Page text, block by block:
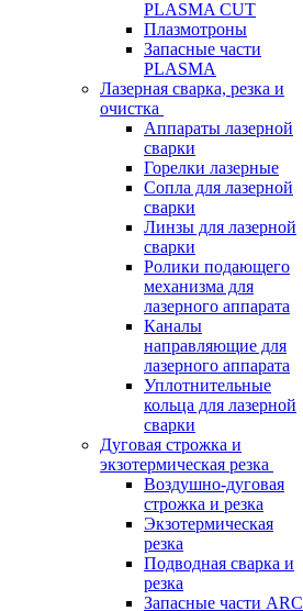
PLASMA CUT
Плазмотроны
Запасные части
PLASMA
Лазерная сварка, резка и
очистка
Аппараты лазерной
сварки
Горелки лазерные
Сопла для лазерной
сварки
Линзы для лазерной
сварки
Ролики подающего
механизма для
лазерного аппарата
Каналы
направляющие для
лазерного аппарата
Уплотнительные
кольца для лазерной
сварки
Дуговая строжка и
экзотермическая резка
Воздушно-дуговая
строжка и резка
Экзотермическая
резка
Подводная сварка и
резка
Запасные части ARC